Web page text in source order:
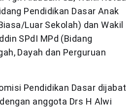
Pendidikan Dasar Anak
Luar Sekolah) dan Wakil
SPdI MPd (Bidang
Dayah dan Perguruan
Pendidikan Dasar dijabat
anggota Drs H Alwi